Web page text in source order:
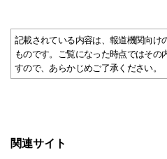
記載されている内容は、報道機関向け
ものです。ご覧になった時点ではその
すので、あらかじめご了承ください。
関連サイト